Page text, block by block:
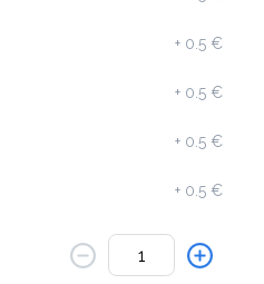
+ 0.5 €
+ 0.5 €
+ 0.5 €
+ 0.5 €
0.5 €